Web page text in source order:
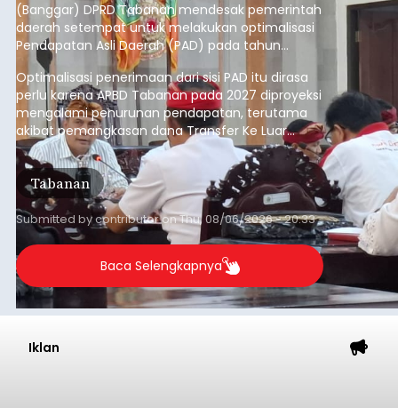
(Banggar) DPRD Tabanan mendesak pemerintah
daerah setempat untuk melakukan optimalisasi
Pendapatan Asli Daerah (PAD) pada tahun
anggaran 2027.
Optimalisasi penerimaan dari sisi PAD itu dirasa
perlu karena APBD Tabanan pada 2027 diproyeksi
mengalami penurunan pendapatan, terutama
akibat pemangkasan dana Transfer Ke Luar
Daerah (TKD) dari pemerintah pusat.
Tabanan
Submitted bycontributoronThu, 08/06/2026 - 20:33
Baca Selengkapnya
Iklan